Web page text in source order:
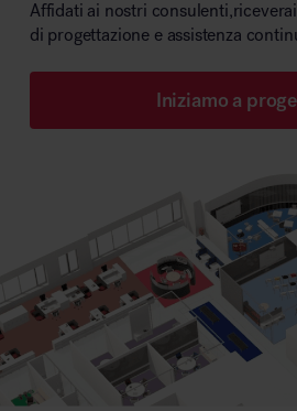
Affidati ai nostri
di progettazione e assistenza
Iniziamo a